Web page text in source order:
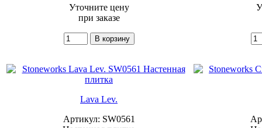
Уточните цену
при заказе
Lava Lev.
Артикул: SW0561